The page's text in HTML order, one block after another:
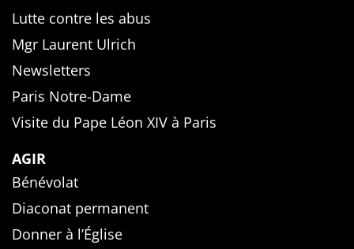
Lutte contre les abus
Mgr Laurent Ulrich
Newsletters
Paris Notre-Dame
Visite du Pape Léon XIV à Paris
AGIR
Bénévolat
Diaconat permanent
Donner à l’Église